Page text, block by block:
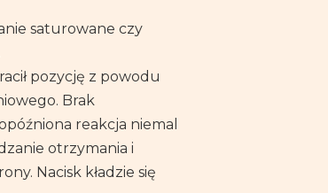
saturowane czy
pozycję z powodu
Brak
reakcja niemal
otrzymania i
Nacisk kładzie się